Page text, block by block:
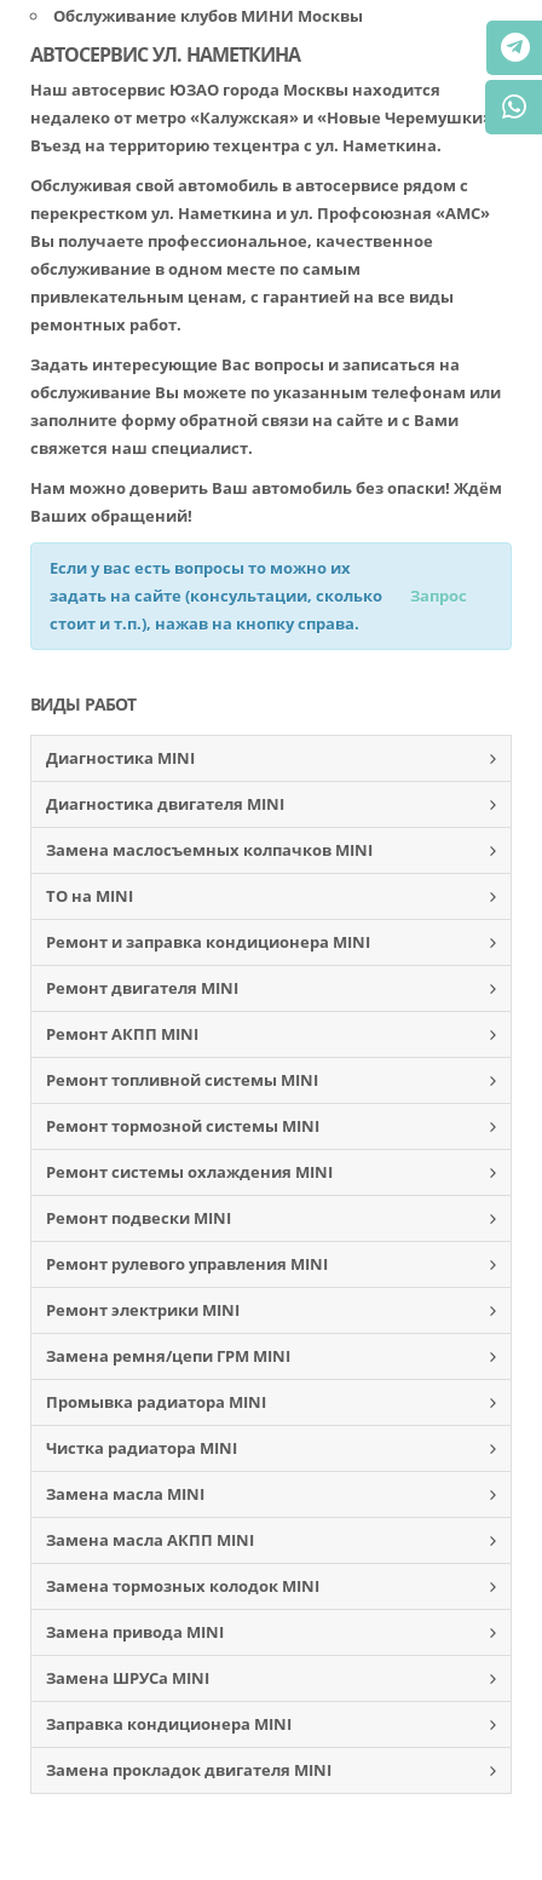
Обслуживание клубов МИНИ Москвы
АВТОСЕРВИС УЛ. НАМЕТКИНА
Наш автосервис ЮЗАО города Москвы находится
недалеко от метро «Калужская» и «Новые Черемушки».
Въезд на территорию техцентра с ул. Наметкина.
Обслуживая свой автомобиль в автосервисе рядом с
перекрестком ул. Наметкина и ул. Профсоюзная «АМС»
Вы получаете профессиональное, качественное
обслуживание в одном месте по самым
привлекательным ценам, с гарантией на все виды
ремонтных работ.
Задать интересующие Вас вопросы и записаться на
обслуживание Вы можете по указанным телефонам или
заполните форму обратной связи на сайте и с Вами
свяжется наш специалист.
Нам можно доверить Ваш автомобиль без опаски! Ждём
Ваших обращений!
Если у вас есть вопросы то можно их
задать на сайте (консультации, сколько
стоит и т.п.), нажав на кнопку справа.
Запрос
ВИДЫ РАБОТ
Диагностика MINI
Диагностика двигателя MINI
Замена маслосъемных колпачков MINI
ТО на MINI
Ремонт и заправка кондиционера MINI
Ремонт двигателя MINI
Ремонт АКПП MINI
Ремонт топливной системы MINI
Ремонт тормозной системы MINI
Ремонт системы охлаждения MINI
Ремонт подвески MINI
Ремонт рулевого управления MINI
Ремонт электрики MINI
Замена ремня/цепи ГРМ MINI
Промывка радиатора MINI
Чистка радиатора MINI
Замена масла MINI
Замена масла АКПП MINI
Замена тормозных колодок MINI
Замена привода MINI
Замена ШРУСа MINI
Заправка кондиционера MINI
Замена прокладок двигателя MINI